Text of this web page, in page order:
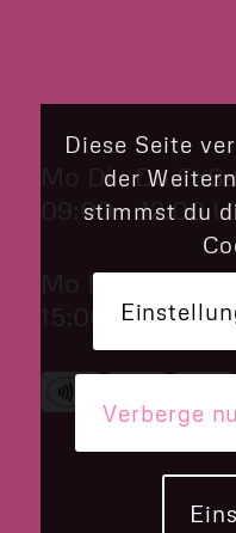
Mo Di Do Fr Sa
09:00 – 12:00
Mo Di Do Fr
15:00 – 18:00
Diese Seite
der
stimmst du
Verberge